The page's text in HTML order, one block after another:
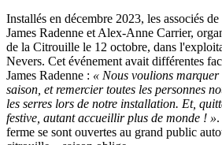
Installés en décembre 2023, les associés
James Radenne et Alex-Anne Carrier,
de la Citrouille le 12 octobre, dans
Nevers. Cet événement avait différentes
James Radenne : « Nous voulions
saison, et remercier toutes les personnes
les serres lors de notre installation. Et,
festive, autant accueillir plus de monde ! »
ferme se sont ouvertes au grand public